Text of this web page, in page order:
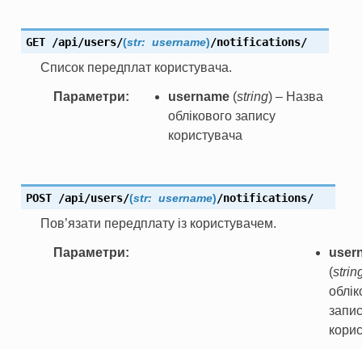
GET /api/users/(str: username)/notifications/
Список передплат користувача.
Параметри username(string) – Назва
облікового запису
користувача
POST /api/users/(str: username)/notifications/
Пов’язати передплату із користувачем.
Параметри
(